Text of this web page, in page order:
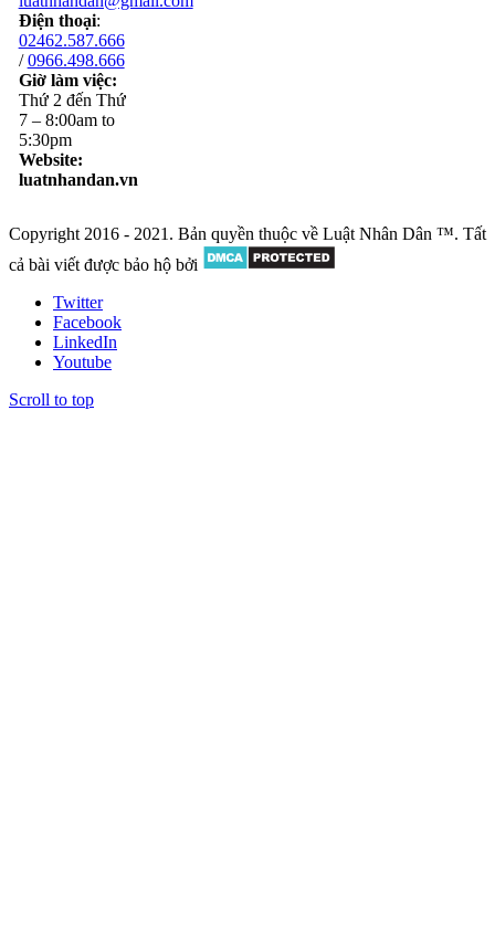
Điện thoại:
02462.587.666
/0966.498.666
Giờ làm việc:
Thứ 2 đến Thứ
7 – 8:00am to
5:30pm
Website:
luatnhandan.vn
Copyright 2016 - 2021. Bản quyền thuộc về Luật Nhân Dân ™. Tất
cả bài viết được bảo hộ bởi
Twitter
Facebook
LinkedIn
Youtube
Scroll to top